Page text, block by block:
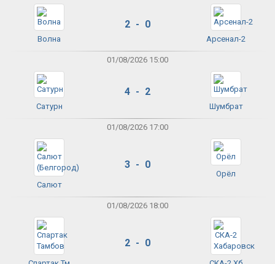
Волна
2 - 0
Арсенал-2
01/08/2026 15:00
Сатурн
4 - 2
Шумбрат
01/08/2026 17:00
Салют
3 - 0
Орёл
01/08/2026 18:00
2 - 0